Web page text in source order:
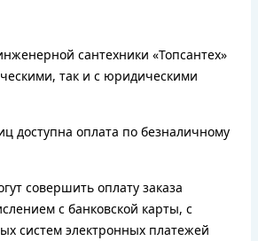
сантехники «Топсантех»
так и с юридическими
доступна оплата по безналичному
совершить оплату заказа
с банковской карты, с
систем электронных платежей